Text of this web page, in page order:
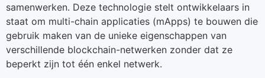
samenwerken. Deze technologie stelt ontwikkelaars in
staat om multi-chain applicaties (mApps) te bouwen die
gebruik maken van de unieke eigenschappen van
verschillende blockchain-netwerken zonder dat ze
beperkt zijn tot één enkel netwerk.